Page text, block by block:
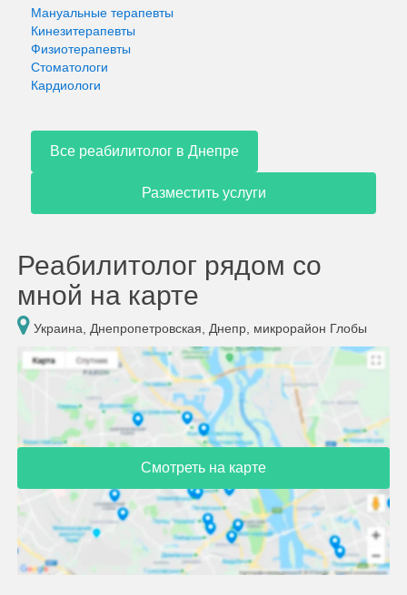
Мануальные терапевты
Кинезитерапевты
Физиотерапевты
Стоматологи
Кардиологи
Все реабилитолог в Днепре
Разместить услуги
Реабилитолог рядом со
мной на карте
Украина, Днепропетровская, Днепр, микрорайон Глобы
Смотреть на карте